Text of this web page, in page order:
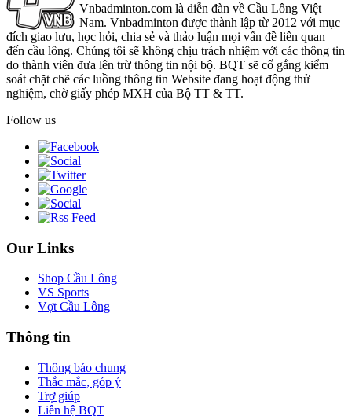
Vnbadminton.com là diễn đàn về Cầu Lông Việt
Nam. Vnbadminton được thành lập từ 2012 với mục
đích giao lưu, học hỏi, chia sẻ và thảo luận mọi vấn đề liên quan
đến cầu lông. Chúng tôi sẽ không chịu trách nhiệm với các thông tin
do thành viên đưa lên trừ thông tin nội bộ. BQT sẽ cố gắng kiểm
soát chặt chẽ các luồng thông tin Website đang hoạt động thử
nghiệm, chờ giấy phép MXH của Bộ TT & TT.
Follow us
Our Links
Shop Cầu Lông
VS Sports
Vợt Cầu Lông
Thông tin
Thông báo chung
Thắc mắc, góp ý
Trợ giúp
Liên hệ BQT